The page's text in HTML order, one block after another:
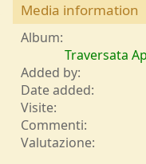
Media information
Album
Traversata
Added by
Date added
Visite
Commenti
Valutazione